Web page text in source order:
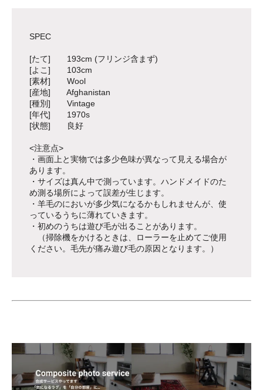
SPEC
[たて] 193cm (フリンジ含まず)
[よこ] 103cm
[素材] Wool
[産地] Afghanistan
[種別] Vintage
[年代] 1970s
[状態] 良好
<注意点>
・画面上と実物では多少色味が異なって見える場合が
あります。
・サイズは真ん中で測っています。ハンドメイドのた
め測る場所によって誤差が生じます。
・羊毛のにおいが多少気になるかもしれませんが、使
っているうちに薄れていきます。
・初めのうちは遊び毛が出ることがあります。
（掃除機をかけるときは、ローラーを止めてご使用
ください。毛先が痛み遊び毛の原因となります。）